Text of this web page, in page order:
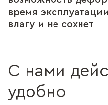
время
влагу и не сохнет
С нами
удобно